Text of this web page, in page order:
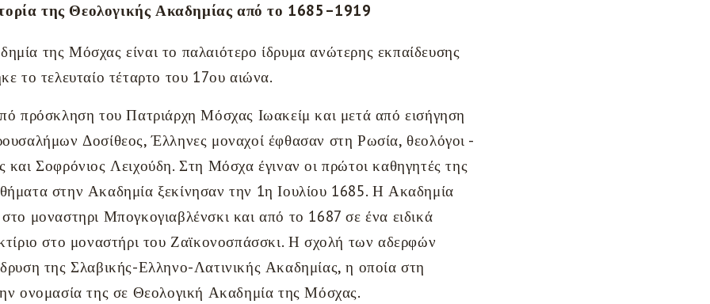
της Θεολογικής Ακαδημίας από το 1685–1919
της Μόσχας είναι το παλαιότερο ίδρυμα ανώτερης εκπαίδευσης
το τελευταίο τέταρτο του 17ου αιώνα.
πρόσκληση του Πατριάρχη Μόσχας Ιωακείμ και μετά από εισήγηση
Δοσίθεος, Έλληνες μοναχοί έφθασαν στη Ρωσία, θεολόγοι -
και Σοφρόνιος Λειχούδη. Στη Μόσχα έγιναν οι πρώτοι καθηγητές της
στην Ακαδημία ξεκίνησαν την 1η Ιουλίου 1685. Η Ακαδημία
μοναστηρι Μπογκογιαβλένσκι και από το 1687 σε ένα ειδικά
στο μοναστήρι του Ζαϊκονοσπάσσκι. Η σχολή των αδερφών
της Σλαβικής-Ελληνο-Λατινικής Ακαδημίας, η οποία στη
ονομασία της σε Θεολογική Ακαδημία της Μόσχας.